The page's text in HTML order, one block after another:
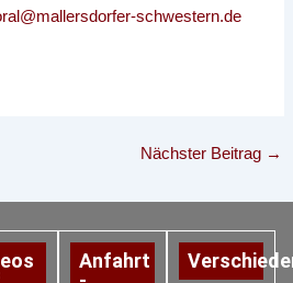
schwestern.de
Nächster Beitrag →
Anfahrt